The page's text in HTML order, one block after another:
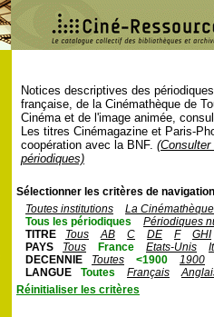
Notices descriptives des
française, de la Cinémathèque de
Cinéma et de l'image animée,
Les titres Cinémagazine et Paris-
coopération avec la BNF.
périodiques)
Sélectionner les critères de
Toutes institutions
La
Tous les périodiques
Périodiques
TITRE
Tous AB C DE F
GHI
PAYS
Tous France Etats-Unis
DECENNIE
Toutes <1900
1900
LANGUE
Toutes Français
Réinitialiser les critères